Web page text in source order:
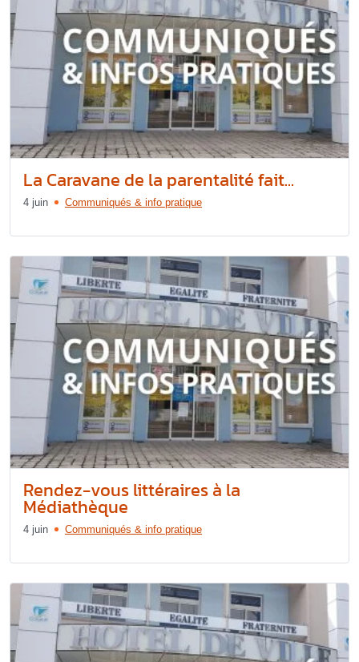
La Caravane de la parentalité fait...
4 juin Communiqués & info pratique
Rendez-vous littéraires à la
Médiathèque
4 juin Communiqués & info pratique